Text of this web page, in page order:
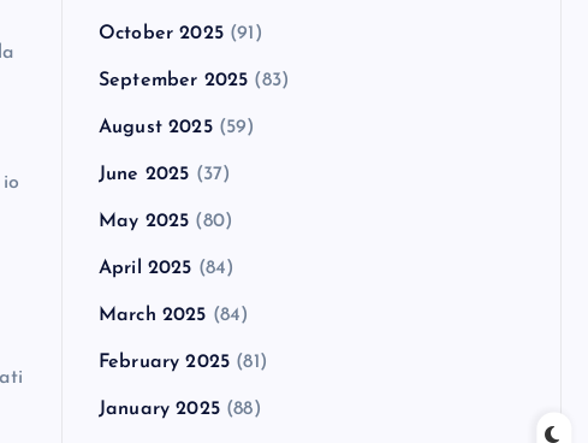
October 2025(91)
September 2025 (83)
August 2025(59)
June 2025 (37)
May 2025 (80)
April 2025 (84)
March 2025 (84)
February 2025 (81)
January 2025(88)